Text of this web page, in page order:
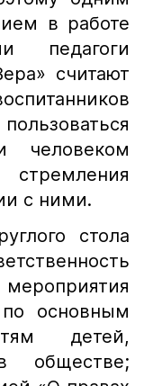
в работе
педагоги
считают
человеком
с ними.
стола
основным
детей,
обществе;